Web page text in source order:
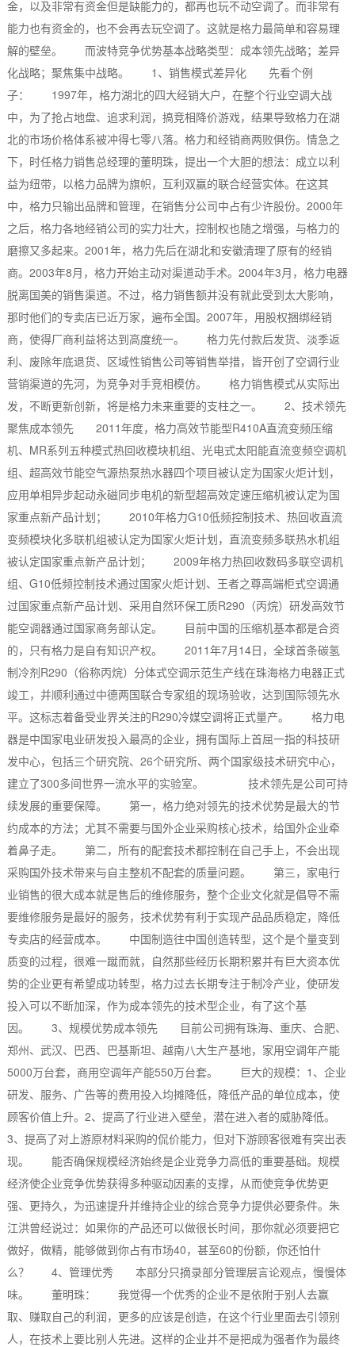
金，以及非常有资金但是缺能力的，都再也玩不动空调了。而非常有
能力也有资金的，也不会再去玩空调了。这就是格力最简单和容易理
解的壁垒。 而波特竞争优势基本战略类型：成本领先战略；差异
化战略；聚焦集中战略。 1、销售模式差异化 先看个例
子： 1997年，格力湖北的四大经销大户，在整个行业空调大战
中，为了抢占地盘、追求利润，搞竞相降价游戏，结果导致格力在湖
北的市场价格体系被冲得七零八落。格力和经销商两败俱伤。情急之
下，时任格力销售总经理的董明珠，提出一个大胆的想法：成立以利
益为纽带，以格力品牌为旗帜，互利双赢的联合经营实体。在这其
中，格力只输出品牌和管理，在销售分公司中占有少许股份。2000年
之后，格力各地经销公司的实力壮大，控制权也随之增强，与格力的
磨擦又多起来。2001年，格力先后在湖北和安徽清理了原有的经销
商。2003年8月，格力开始主动对渠道动手术。2004年3月，格力电器
脱离国美的销售渠道。不过，格力销售额并没有就此受到太大影响，
那时他们的专卖店已近万家，遍布全国。2007年，用股权捆绑经销
商，使得厂商利益将达到高度统一。 格力先付款后发货、淡季返
利、废除年底退货、区域性销售公司等销售举措，皆开创了空调行业
营销渠道的先河，为竞争对手竞相模仿。 格力销售模式从实际出
发，不断更新创新，将是格力未来重要的支柱之一。 2、技术领先
聚焦成本领先 2011年度，格力高效节能型R410A直流变频压缩
机、MR系列五种模式热回收模块机组、光电式太阳能直流变频空调机
组、超高效节能空气源热泵热水器四个项目被认定为国家火炬计划，
应用单相异步起动永磁同步电机的新型超高效定速压缩机被认定为国
家重点新产品计划； 2010年格力G10低频控制技术、热回收直流
变频模块化多联机组被认定为国家火炬计划，直流变频多联热水机组
被认定国家重点新产品计划； 2009年格力热回收数码多联空调机
组、G10低频控制技术通过国家火炬计划、王者之尊高端柜式空调通
过国家重点新产品计划、采用自然环保工质R290（丙烷）研发高效节
能空调器通过国家商务部认定。 目前中国的压缩机基本都是合资
的，只有格力是自有知识产权。 2011年7月14日，全球首条碳氢
制冷剂R290（俗称丙烷）分体式空调示范生产线在珠海格力电器正式
竣工，并顺利通过中德两国联合专家组的现场验收，达到国际领先水
平。这标志着备受业界关注的R290冷媒空调将正式量产。 格力电
器是中国家电业研发投入最高的企业，拥有国际上首屈一指的科技研
发中心，包括三个研究院、26个研究所、两个国家级技术研究中心，
建立了300多间世界一流水平的实验室。 技术领先是公司可持
续发展的重要保障。 第一，格力绝对领先的技术优势是最大的节
约成本的方法；尤其不需要与国外企业采购核心技术，给国外企业牵
着鼻子走。 第二，所有的配套技术都控制在自己手上，不会出现
采购国外技术带来与自主整机不配套的质量问题。 第三，家电行
业销售的很大成本就是售后的维修服务，整个企业文化就是倡导不需
要维修服务是最好的服务，技术优势有利于实现产品品质稳定，降低
专卖店的经营成本。 中国制造往中国创造转型，这个是个量变到
质变的过程，很难一蹴而就，自然那些经历长期积累并有巨大资本优
势的企业更有希望成功转型，格力过去长期专注于制冷产业，使研发
投入可以不断加深，作为成本领先的技术型企业，有了这个基
因。 3、规模优势成本领先 目前公司拥有珠海、重庆、合肥、
郑州、武汉、巴西、巴基斯坦、越南八大生产基地，家用空调年产能
5000万台套，商用空调年产能550万台套。 巨大的规模：1、企业
研发、服务、广告等的费用投入均摊降低，降低产品的单位成本，使
顾客价值上升。2、提高了行业进入壁垒，潜在进入者的威胁降低。
3、提高了对上游原材料采购的侃价能力，但对下游顾客很难有突出表
现。 能否确保规模经济始终是企业竞争力高低的重要基础。规模
经济使企业竞争优势获得多种驱动因素的支撑，从而使竞争优势更
强、更持久，为迅速提升并维持企业的综合竞争力提供必要条件。朱
江洪曾经说过：如果你的产品还可以做很长时间，那你就必须要把它
做好，做精，能够做到你占有市场40，甚至60的份额，你还怕什
么？ 4、管理优秀 本部分只摘录部分管理层言论观点，慢慢体
味。 董明珠： 我觉得一个优秀的企业不是依附于别人去赢
取、赚取自己的利润，更多的应该是创造，在这个行业里面去引领别
人，在技术上要比别人先进。这样的企业并不是把成为强者作为最终